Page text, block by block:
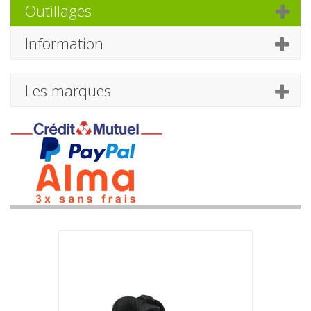
Outillages
Information
Les marques